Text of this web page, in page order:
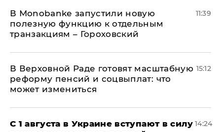
В Мonobankе запустили новую
полезную функцию к отдельным
транзакциям – Гороховский
11:39
В Верховной Раде готовят масштабную
реформу пенсий и соцвыплат: что
может измениться
15:12
С 1 августа в Украине вступают в силу 14:24